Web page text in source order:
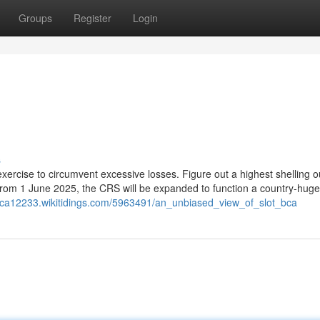
Groups Register Login
to circumvent excessive losses. Figure out a highest shelling
1 June 2025, the CRS will be expanded to function a country-
5963491/an_unbiased_view_of_slot_bca